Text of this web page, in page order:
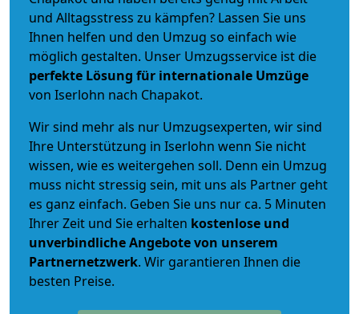
und Alltagsstress zu kämpfen? Lassen Sie uns
Ihnen helfen und den Umzug so einfach wie
möglich gestalten. Unser Umzugsservice ist die
perfekte Lösung für internationale Umzüge
von Iserlohn nach Chapakot.
Wir sind mehr als nur Umzugsexperten, wir sind
Ihre Unterstützung in Iserlohn wenn Sie nicht
wissen, wie es weitergehen soll. Denn ein Umzug
muss nicht stressig sein, mit uns als Partner geht
es ganz einfach. Geben Sie uns nur ca. 5 Minuten
Ihrer Zeit und Sie erhalten kostenlose und
unverbindlicheAngebote von unserem
Partnernetzwerk. Wir garantieren Ihnen die
besten Preise.